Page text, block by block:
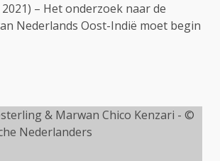
– Het onderzoek naar de
Nederlands Oost-Indië moet begin